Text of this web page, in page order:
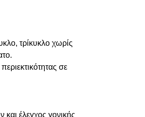
τρίκυκλο χωρίς
σε
έλεγχος γονικής